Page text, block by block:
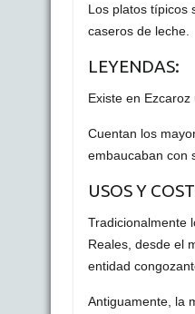
Los platos típicos
caseros de leche.
LEYENDAS:
Existe en
Cuentan los
embaucaban con
USOS Y
Tradicionalmente
Reales, desde el
entidad
Antiguamente, la